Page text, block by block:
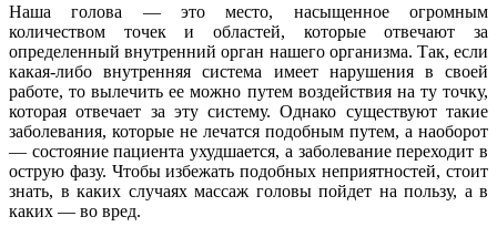
Наша голова — это место, насыщенное огромным
количеством точек и областей, которые отвечают за
определенный внутренний орган нашего организма. Так, если
какая-либо внутренняя система имеет нарушения в своей
работе, то вылечить ее можно путем воздействия на ту точку,
которая отвечает за эту систему. Однако существуют такие
заболевания, которые не лечатся подобным путем, а наоборот
— состояние пациента ухудшается, а заболевание переходит в
острую фазу. Чтобы избежать подобных неприятностей, стоит
знать, в каких случаях массаж головы пойдет на пользу, а в
каких — во вред.